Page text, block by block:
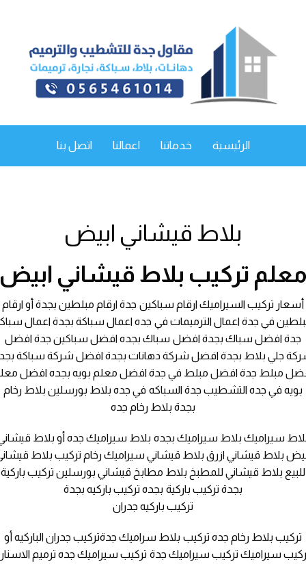
الرئيسية خدماتنا اعمالنا اتصل بنا
بلاط قيشاني ابيض
معلم تركيب بلاط قيشاني
أسعار تركيب السيراميك ارقام سباكين جدة ارقام مبلطين بجدة أو ارقام
في جدة اعمال الترميمات في جده اعمال سباكة بجدة اعمال
جدة افضل سباك بجدة افضل سباك بجده افضل سباكين جدة افضل
جلي بلاط بجدة افضل شركة دهانات بجدة افضل شركة سباكة
مبلط جدة افضل مبلط في جدة افضل معلم بويه بجده افضل
بويه في جده التشطيب جدة السباكه في جده بلاط بورسلين بلاط رخام
بجدة بلاط رخام جده
سيراميك بلاط سيراميك بجده بلاط سيراميك جده أو بلاط
بلاط قيشاني ازرق بلاط قيشاني سيراميك رخام تركيب بلاط
للبيع بلاط قيشاني للمطبخ بلاط مطابخ قيشاني بورسلين تركيب باركية
بجدة تركيب باركية بجده تركيب باركيه بجدة
تركيب باركيه جدران
تركيب بلاط رخام جده تركيب بلاط سراميك جدةتركيب جدران الباركيه أو
سيراميك تركيب سيراميك جدة تركيب سيراميك جده ترميم